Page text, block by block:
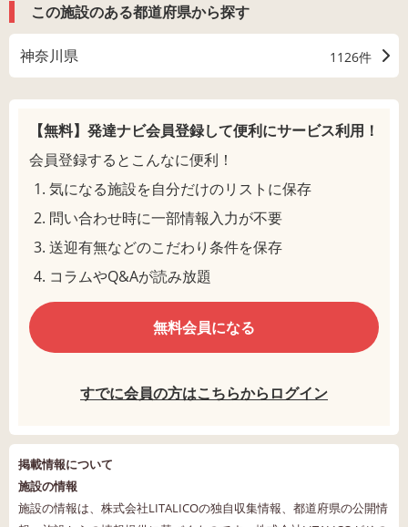
この施設のある都道府県から探す
神奈川県 1126件
【無料】発達ナビ会員登録して便利にサービス利用！
会員登録するとこんなに便利！
気になる施設を自分だけのリストに保存
問い合わせ時に一部情報入力が不要
送迎有無などのこだわり条件を保存
コラムやQ&Aが読み放題
無料会員になる
すでに会員の方はこちらからログイン
掲載情報について
施設の情報
施設の情報は、株式会社LITALICOの独自収集情報、都道府県の公開情